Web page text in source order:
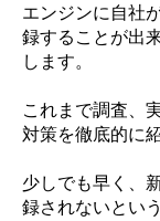
エンジンに自社
録することが出
します。
これまで調査、
対策を徹底的に
少しでも早く、
録されないとい